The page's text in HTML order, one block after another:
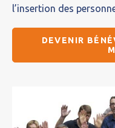
l’insertion des
DEVENIR